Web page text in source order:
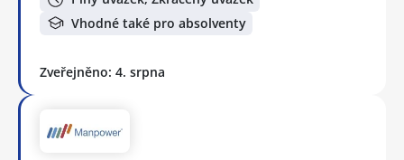
Vhodné také pro absolventy
Zveřejněno: 4. srpna